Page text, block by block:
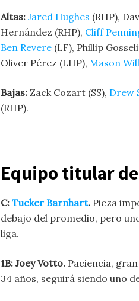
Altas: Jared Hughes (RHP),
Hernández (RHP), Cliff
Ben Revere (LF), Phillip
Oliver Pérez (LHP), Mason
Bajas: Zack Cozart (SS), Drew
(RHP).
Equipo titular
C: Tucker Barnhart. Pieza
debajo del promedio, pero
liga.
1B: Joey Votto. Paciencia,
34 años, seguirá siendo uno